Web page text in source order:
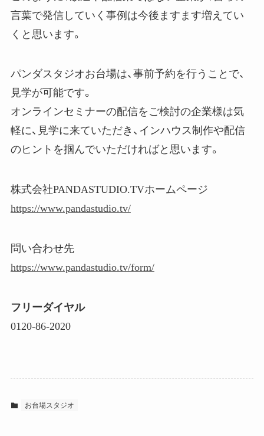
言葉で発信していく事例は今後ますます増えてい
くと思います。
パンダスタジオお台場は、事前予約を行うことで、
見学が可能です。
オンラインセミナーの配信をご検討の企業様は気
軽に、見学に来ていただき、インハウス制作や配信
のヒントを掴んでいただければと思います。
株式会社PANDASTUDIO.TVホームページ
https://www.pandastudio.tv/
問い合わせ先
https://www.pandastudio.tv/form/
フリーダイヤル
0120-86-2020
お台場スタジオ